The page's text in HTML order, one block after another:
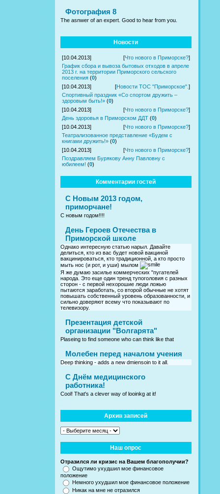
Фотография 8
The asnwer of an expert. Good to hear from you.
Новости
[10.04.2013] [Что нового в Приморске?]
График сбора и вывоза бытовых отходов в апреле
2013 г. на территории Приморского сельского
поселения (0)
[10.04.2013]
[Новости ТОС "Приморское". ]
Спортивный праздник «Со спортом дружить –
здоровым быть!» (0)
[10.04.2013]
[Что нового в Приморске?]
День здоровья в Приморском ДДТ (0)
[10.04.2013]
[Что нового в Приморске?]
Театрализованное представление «Будем с
книгами дружить!» (0)
[10.04.2013]
[Что нового в Приморске?]
Поздравляем Бурякову Анну Павловну с
юбилеем! (0)
Комментарии гостей
С Новым 2013 годом,
приморчане!
С новым годом!!!!
День Героев Отечества в
Приморской школе
Однако интересную статью нарыл. Давайте
делиться, кто из вас будет новой вакциной
вакцинироваться, кто традиционной, а кто просто
мыть нос (и рот, и уши) мылом
Я же думаю засилье коммерческих "пугателей
народа. Это еще один тренд тупоголовия с разных
сторон - с первой нехорошие люди ложью
пытаются заработать, со второй обычные не хотят
повышать собственный уровень образованности, и
сильно доверяют всему что показывают по
телевизору.
Презентация детской
организации "Волгарята"
Plaseing to find someone who can think like that
Молебен перед началом учения
Deep thinking - adds a new dmiensoin to it all.
C Днём медицинского
работника!
Cool! That's a clever way of looinkg at it!
Архив записей
Наш опрос
Отразился ли кризис на Вашем благополучии?
Ощутимо ухудшил мое финансовое
положение
Немного ухудшил мое финансовое положение
Никак на мне не отразился